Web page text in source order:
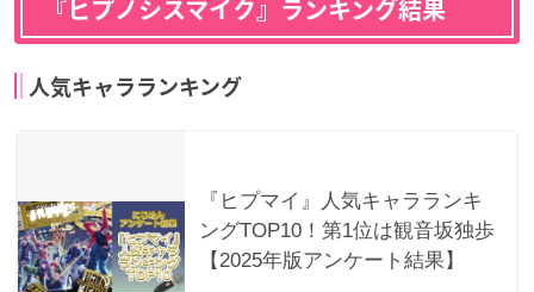
『ヒプノシスマイク』ランキング結果
人気キャラランキング